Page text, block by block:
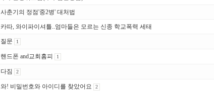
사춘기의 정점'중2병' 대처법
카따, 와이파이셔틀..엄마들은 모르는 신종 학교폭력 세태
질문 1
핸드폰 and교회홈피 1
다짐 2
와! 비밀번호와 아이디를 찾았어요 2